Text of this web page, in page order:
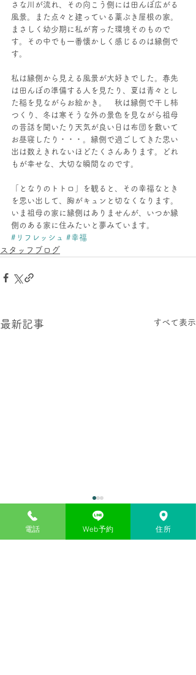
さな川が流れ、その向こう側には田んぼ広がる
風景。また点々と建っている藁ぶき屋根の家。
まさしく幼少期に私が育った環境そのもので
す。その中でも一番懐かしく感じるのは縁側で
す。
私は縁側から見える風景が大好きでした。春先
は田んぼの準備する人を見たり、夏は青々とし
た稲を見ながらお絵かき。　秋は縁側で干し柿
つくり、冬は寒そうな外の景色を見ながら祖母
の昔話を聞いたり天気が良い日は布団を敷いて
お昼寝したり・・・。縁側で過ごしてきた思い
出は数えきれないほどたくさんあります。どれ
もが幸せな、大切な瞬間なのです。
「となりのトトロ」を観ると、その幸福なとき
を思い出して、胸がキュンと切なくなります。
いま祖母の家に縁側はありませんが、いつか縁
側のある家に住みたいと夢みています。
#リフレッシュ
#幸福
スタッフブログ
最新記事 すべて表示
電話 Web予約 住所